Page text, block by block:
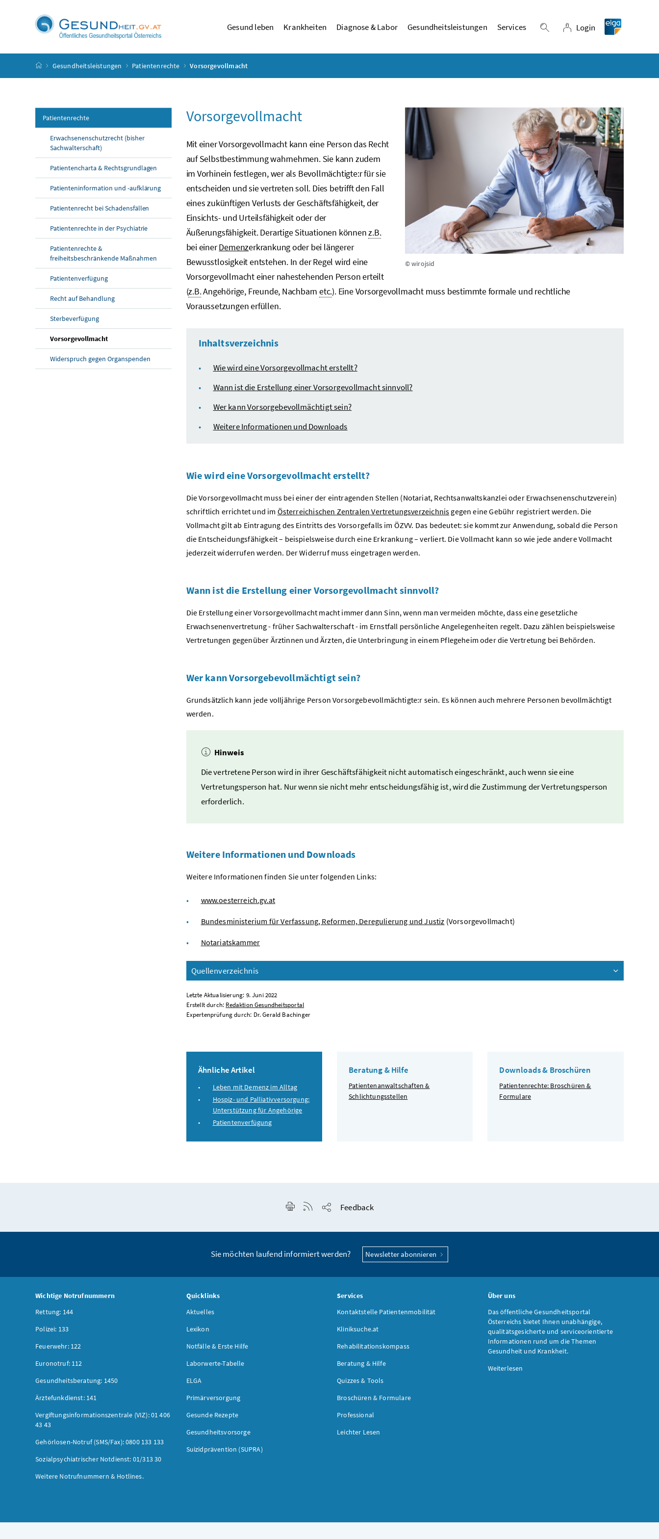
Gesund leben Krankheiten Diagnose & Labor Gesundheitsleistungen Services Suche einblenden
Login
Login
Startseite
Gesundheitsleistungen Patientenrechte Vorsorgevollmacht
Patientenrechte
Erwachsenenschutzrecht (bisher
Sachwalterschaft)
Patientencharta & Rechtsgrundlagen
Patienteninformation und -aufklärung
Patientenrecht bei Schadensfällen
Patientenrechte in der Psychiatrie
Patientenrechte &
freiheitsbeschränkende Maßnahmen
Patientenverfügung
Recht auf Behandlung
Sterbeverfügung
Vorsorgevollmacht
Widerspruch gegen Organspenden
© wirojsid
Vorsorgevollmacht
Mit einer Vorsorgevollmacht kann eine Person das Recht
auf Selbstbestimmung wahrnehmen. Sie kann zudem
im Vorhinein festlegen, wer als Bevollmächtigte:r für sie
entscheiden und sie vertreten soll. Dies betrifft den Fall
eines zukünftigen Verlusts der Geschäftsfähigkeit, der
Einsichts- und Urteilsfähigkeit oder der
Äußerungsfähigkeit. Derartige Situationen könnenz.B.
bei einerDemenzerkrankung oder bei längerer
Bewusstlosigkeit entstehen. In der Regel wird eine
Vorsorgevollmacht einer nahestehenden Person erteilt
(z.B.Angehörige, Freunde, Nachbarnetc.). Eine Vorsorgevollmacht muss bestimmte formale und rechtliche
Voraussetzungen erfüllen.
Inhaltsverzeichnis
Wie wird eine Vorsorgevollmacht erstellt?
Wann ist die Erstellung einer Vorsorgevollmacht sinnvoll?
Wer kann Vorsorgebevollmächtigt sein?
Weitere Informationen und Downloads
Wie wird eine Vorsorgevollmacht erstellt?
Die Vorsorgevollmacht muss bei einer der eintragenden Stellen (Notariat, Rechtsanwaltskanzlei oder Erwachsenenschutzverein)
schriftlich errichtet und im Österreichischen Zentralen Vertretungsverzeichnis gegen eine Gebühr registriert werden. Die
Vollmacht gilt ab Eintragung des Eintritts des Vorsorgefalls im ÖZVV. Das bedeutet: sie kommt zur Anwendung, sobald die Person
die Entscheidungsfähigkeit – beispielsweise durch eine Erkrankung – verliert. Die Vollmacht kann so wie jede andere Vollmacht
jederzeit widerrufen werden. Der Widerruf muss eingetragen werden.
Wann ist die Erstellung einer Vorsorgevollmacht sinnvoll?
Die Erstellung einer Vorsorgevollmacht macht immer dann Sinn, wenn man vermeiden möchte, dass eine gesetzliche
Erwachsenenvertretung - früher Sachwalterschaft - im Ernstfall persönliche Angelegenheiten regelt. Dazu zählen beispielsweise
Vertretungen gegenüber Ärztinnen und Ärzten, die Unterbringung in einem Pflegeheim oder die Vertretung bei Behörden.
Wer kann Vorsorgebevollmächtigt sein?
Grundsätzlich kann jede volljährige Person Vorsorgebevollmächtigte:r sein. Es können auch mehrere Personen bevollmächtigt
werden.
Hinweis
Die vertretene Person wird in ihrer Geschäftsfähigkeit nicht automatisch eingeschränkt, auch wenn sie eine
Vertretungsperson hat. Nur wenn sie nicht mehr entscheidungsfähig ist, wird die Zustimmung der Vertretungsperson
erforderlich.
Weitere Informationen und Downloads
Weitere Informationen finden Sie unter folgenden Links:
www.oesterreich.gv.at
Bundesministerium für Verfassung, Reformen, Deregulierung und Justiz (Vorsorgevollmacht)
Notariatskammer
Quellenverzeichnis
Letzte Aktualisierung: 9. Juni 2022
Erstellt durch: Redaktion Gesundheitsportal
Expertenprüfung durch: Dr. Gerald Bachinger
Ähnliche Artikel
Leben mit Demenz im Alltag
Hospiz- und Palliativversorgung:
Unterstützung für Angehörige
Patientenverfügung
Beratung & Hilfe
Patientenanwaltschaften &
Schlichtungsstellen
Downloads & Broschüren
Patientenrechte: Broschüren &
Formulare
Seite drucken
RSS-Feed anzeigen
Feedback
Sie möchten laufend informiert werden? Newsletter abonnieren
Wichtige Notrufnummern
Rettung: 144
Polizei: 133
Feuerwehr: 122
Euronotruf: 112
Gesundheitsberatung: 1450
Ärztefunkdienst: 141
Vergiftungsinformationszentrale (VIZ): 01 406
43 43
Gehörlosen-Notruf (SMS/Fax): 0800 133 133
Sozialpsychiatrischer Notdienst: 01/313 30
Weitere Notrufnummern & Hotlines.
Quicklinks
Aktuelles
Lexikon
Notfälle & Erste Hilfe
Laborwerte-Tabelle
ELGA
Primärversorgung
Gesunde Rezepte
Gesundheitsvorsorge
Suizidprävention (SUPRA)
Services
Kontaktstelle Patientenmobilität
Kliniksuche.at
Rehabilitationskompass
Beratung & Hilfe
Quizzes & Tools
Broschüren & Formulare
Professional
Leichter Lesen
Über uns
Das öffentliche Gesundheitsportal
Österreichs bietet Ihnen unabhängige,
qualitätsgesicherte und serviceorientierte
Informationen rund um die Themen
Gesundheit und Krankheit.
Weiterlesen